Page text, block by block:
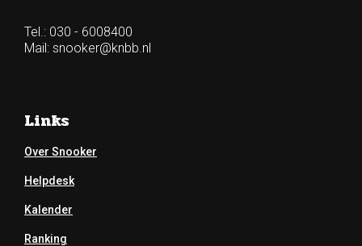
Tel.: 030 - 6008400
Mail: snooker@knbb.nl
Links
Over Snooker
Helpdesk
Kalender
Ranking